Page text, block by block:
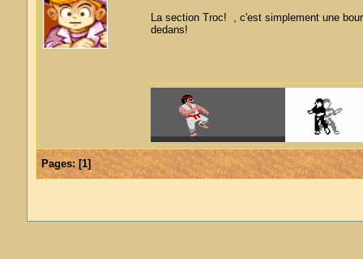
La section Troc! , c'est simplement une
dedans!
Pages:[1]